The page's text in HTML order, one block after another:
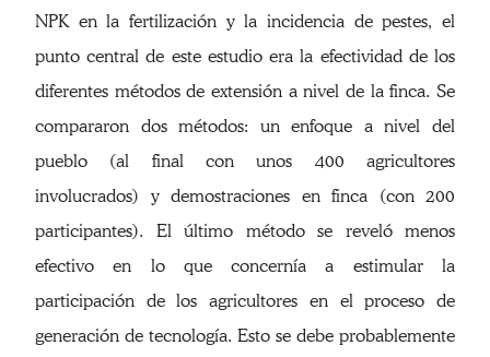
NPK en la fertilización y la incidencia de pestes, el
punto central de este estudio era la efectividad de los
diferentes métodos de extensión a nivel de la finca. Se
compararon dos métodos: un enfoque a nivel del
pueblo (al final con unos 400 agricultores
involucrados) y demostraciones en finca (con 200
participantes). El último método se reveló menos
efectivo en lo que concernía a estimular la
participación de los agricultores en el proceso de
generación de tecnología. Esto se debe probablemente